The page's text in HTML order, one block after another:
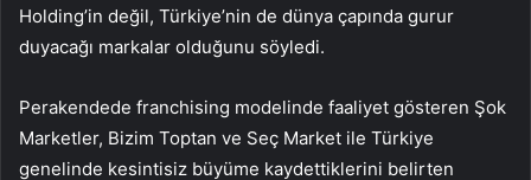
Holding’in değil, Türkiye’nin de dünya çapında gurur
duyacağı markalar olduğunu söyledi.
Perakendede franchising modelinde faaliyet gösteren Şok
Marketler, Bizim Toptan ve Seç Market ile Türkiye
genelinde kesintisiz büyüme kaydettiklerini belirten